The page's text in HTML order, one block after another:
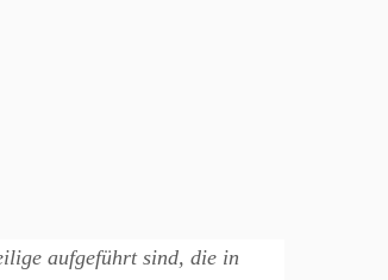
aufgeführt sind, die in